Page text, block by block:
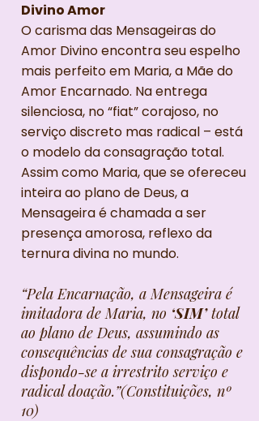
Divino Amor
O carisma das Mensageiras do
Amor Divino encontra seu espelho
mais perfeito em Maria, a Mãe do
Amor Encarnado. Na entrega
silenciosa, no “fiat” corajoso, no
serviço discreto mas radical – está
o modelo da consagração total.
Assim como Maria, que se ofereceu
inteira ao plano de Deus, a
Mensageira é chamada a ser
presença amorosa, reflexo da
ternura divina no mundo.
“Pela Encarnação, a Mensageira é
imitadora de Maria, no ‘SIM’total
ao plano de Deus, assumindo as
consequências de sua consagração e
dispondo-se a irrestrito serviço e
radical doação.”(Constituições, nº
10)